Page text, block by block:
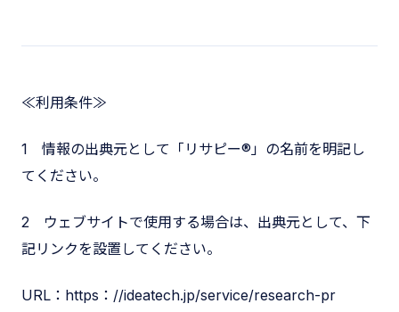
≪利用条件≫
1 情報の出典元として「リサピー®︎」の名前を明記し
てください。
2 ウェブサイトで使用する場合は、出典元として、下
記リンクを設置してください。
URL：https：//ideatech.jp/service/research-pr